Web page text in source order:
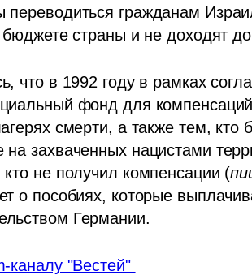
переводиться гражданам
страны и не доходят
что в 1992 году в рамках
фонд для
смерти, а также тем,
на захваченных нацистами
не получил компенсации (
о пособиях, которые
Германии.
каналу "Вестей"